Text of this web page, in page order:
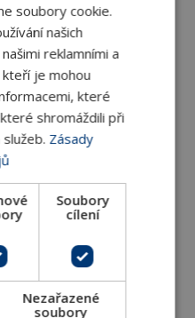
regulační ventily
Flange, PN 25
regulační ventily
Flange jsou
soubory cookie.
našich
reklamními a
je mohou
které
shromáždili při
Zásady
Soubory
cílení
Nezařazené
soubory